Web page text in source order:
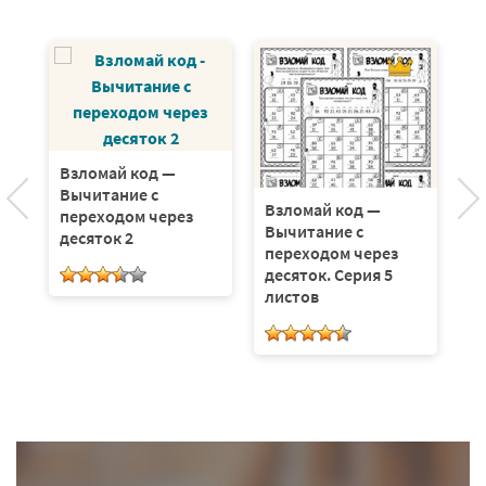
Взломай код —
Вычитание с
переходом через
десяток 2
Взломай код —
Вычитание с
переходом через
десяток. Серия 5
листов